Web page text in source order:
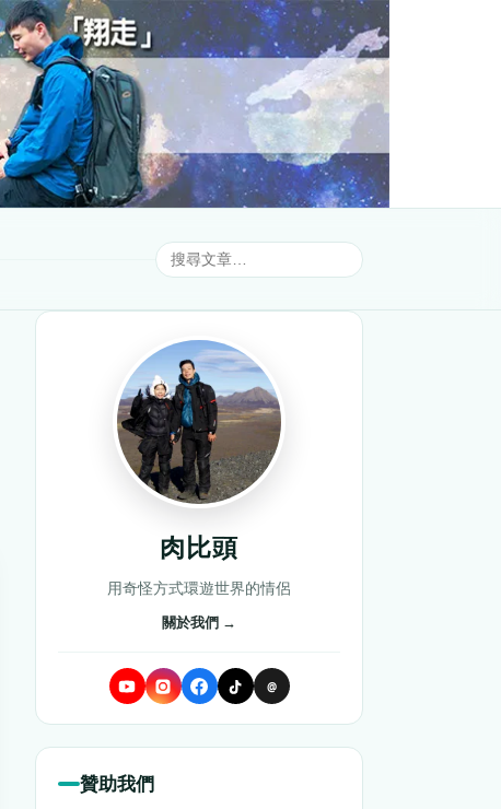
肉比頭
用奇怪方式環遊世界的情侶
關於我們 →
@
贊助我們